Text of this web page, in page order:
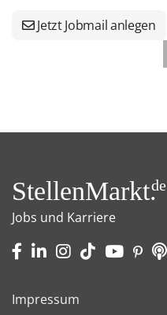
Jetzt Jobmail anlegen
StellenMarkt.de
Jobs und Karriere
Impressum